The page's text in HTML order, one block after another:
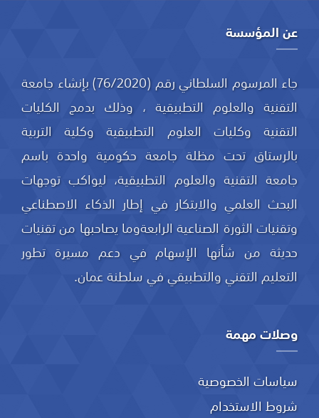
عن المؤسسة
جاء المرسوم السلطاني رقم (76/2020) بإنشاء جامعة
التقنية والعلوم التطبيقية ، وذلك بدمج الكليات
التقنية وكليات العلوم التطبيقية وكلية التربية
بالرستاق تحت مظلة جامعة حكومية واحدة باسم
جامعة التقنية والعلوم التطبيقية، ليواكب توجهات
البحث العلمي والابتكار في إطار الذكاء الاصطناعي
وتقنيات الثورة الصناعية الرابعةوما يصاحبها من تقنيات
حديثة من شأنها الإسهام في دعم مسيرة تطور
التعليم التقني والتطبيقي في سلطنة عمان.
وصلات مهمة
سياسات الخصوصية
شروط الاستخدام